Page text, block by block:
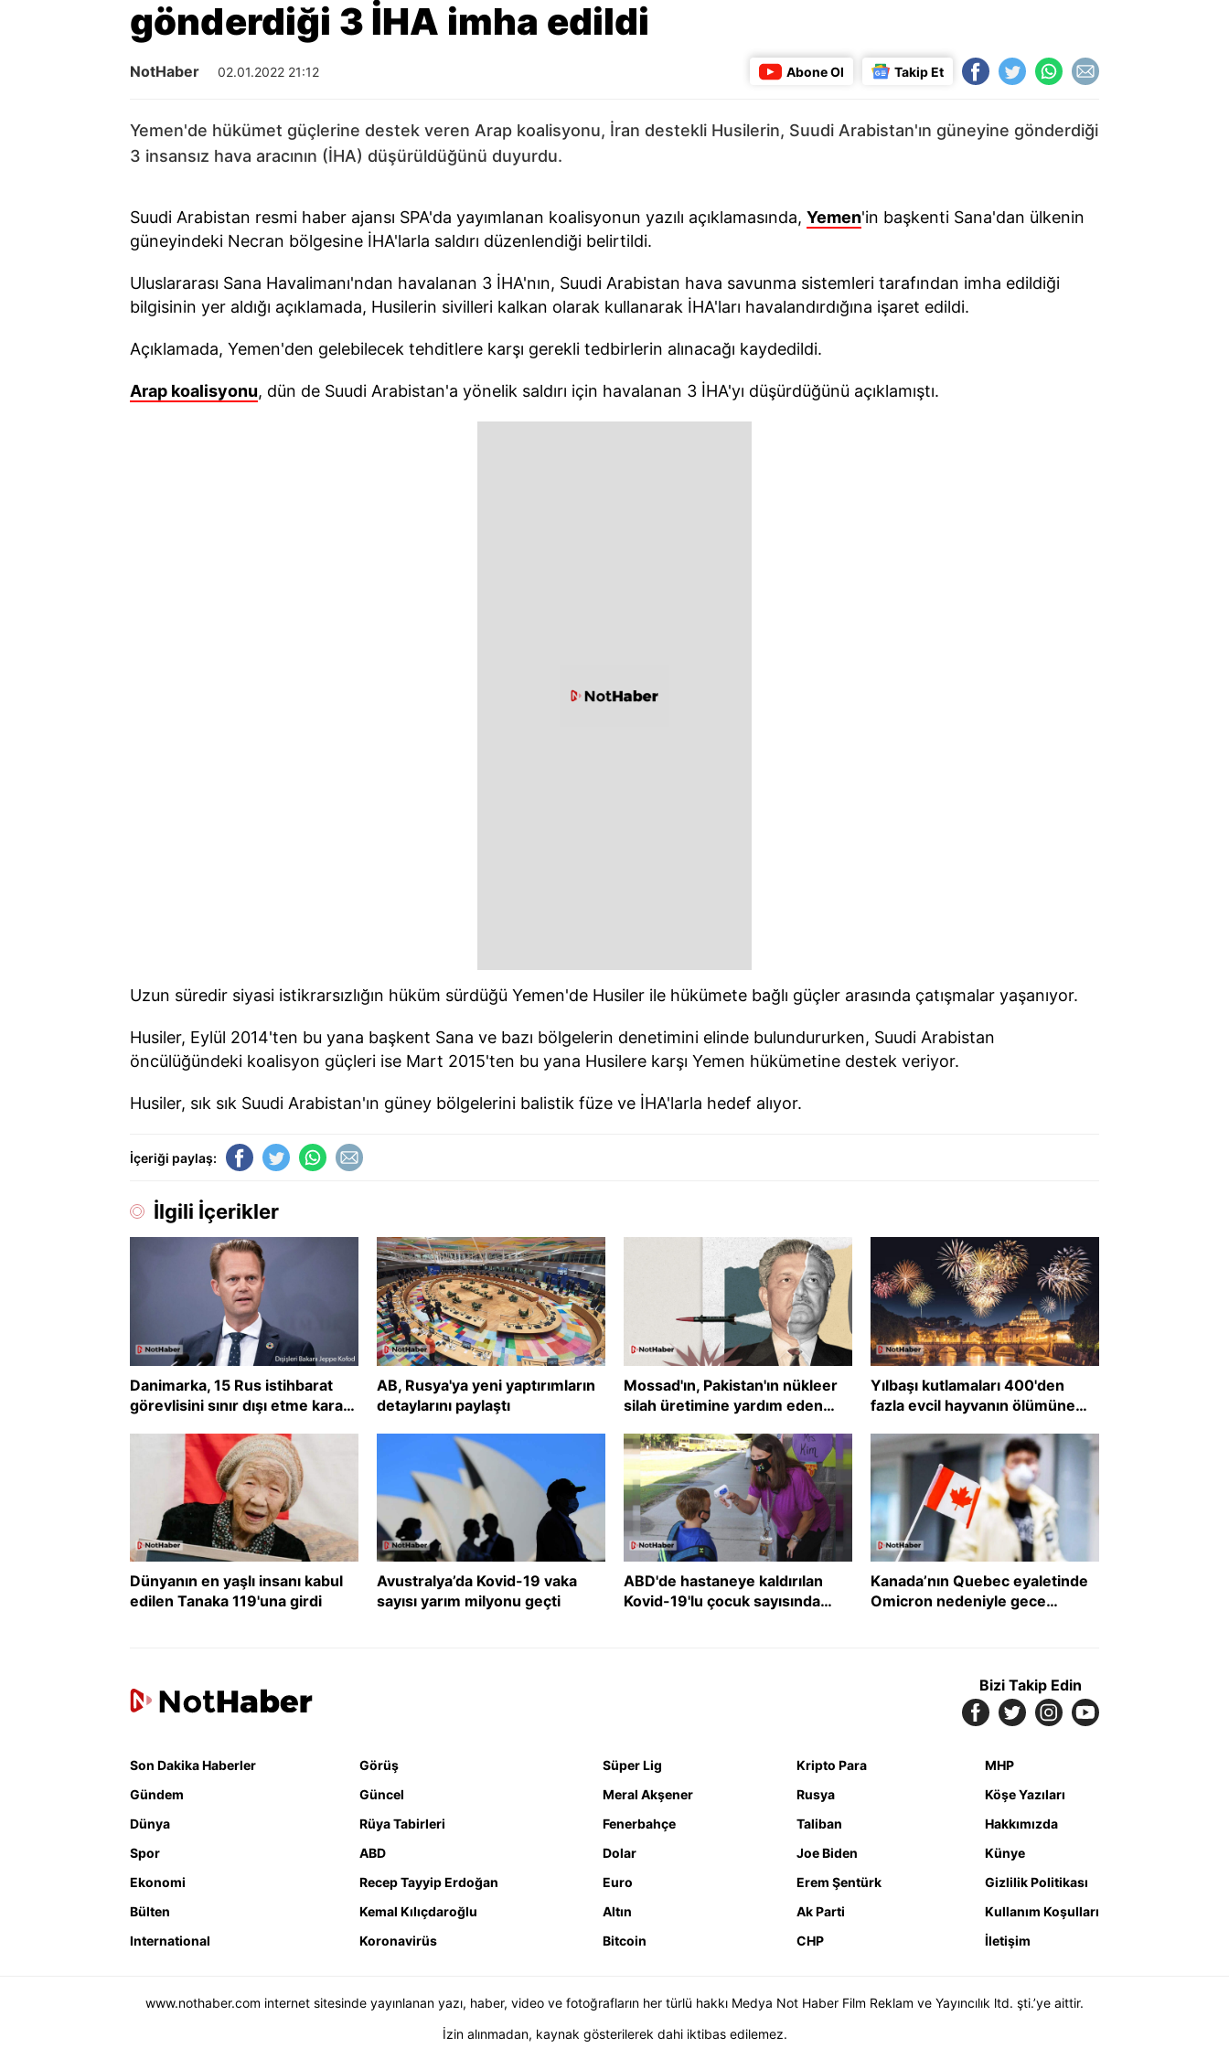
gönderdiği 3 İHA imha edildi
NotHaber 02.01.2022 21:12 Abone Ol Takip Et
Yemen'de hükümet güçlerine destek veren Arap koalisyonu, İran destekli Husilerin, Suudi Arabistan'ın güneyine gönderdiği
3 insansız hava aracının (İHA) düşürüldüğünü duyurdu.
Suudi Arabistan resmi haber ajansı SPA'da yayımlanan koalisyonun yazılı açıklamasında, Yemen'in başkenti Sana'dan ülkenin
güneyindeki Necran bölgesine İHA'larla saldırı düzenlendiği belirtildi.
Uluslararası Sana Havalimanı'ndan havalanan 3 İHA'nın, Suudi Arabistan hava savunma sistemleri tarafından imha edildiği
bilgisinin yer aldığı açıklamada, Husilerin sivilleri kalkan olarak kullanarak İHA'ları havalandırdığına işaret edildi.
Açıklamada, Yemen'den gelebilecek tehditlere karşı gerekli tedbirlerin alınacağı kaydedildi.
Arap koalisyonu, dün de Suudi Arabistan'a yönelik saldırı için havalanan 3 İHA'yı düşürdüğünü açıklamıştı.
Uzun süredir siyasi istikrarsızlığın hüküm sürdüğü Yemen'de Husiler ile hükümete bağlı güçler arasında çatışmalar yaşanıyor.
Husiler, Eylül 2014'ten bu yana başkent Sana ve bazı bölgelerin denetimini elinde bulundururken, Suudi Arabistan
öncülüğündeki koalisyon güçleri ise Mart 2015'ten bu yana Husilere karşı Yemen hükümetine destek veriyor.
Husiler, sık sık Suudi Arabistan'ın güney bölgelerini balistik füze ve İHA'larla hedef alıyor.
İçeriği paylaş:
İlgili İçerikler
Danimarka, 15 Rus istihbarat
görevlisini sınır dışı etme kararı
AB, Rusya'ya yeni yaptırımların
detaylarını paylaştı
Mossad'ın, Pakistan'ın nükleer
silah üretimine yardım eden
edildi
Yılbaşı kutlamaları 400'den
fazla evcil hayvanın ölümüne
Dünyanın en yaşlı insanı kabul
edilen Tanaka 119'una girdi
Avustralya’da Kovid-19 vaka
sayısı yarım milyonu geçti
ABD'de hastaneye kaldırılan
Kovid-19'lu çocuk sayısında
Kanada’nın Quebec eyaletinde
Omicron nedeniyle gece
Bizi Takip Edin
Son Dakika Haberler
Gündem
Dünya
Spor
Ekonomi
Bülten
International
Görüş
Güncel
Rüya Tabirleri
ABD
Recep Tayyip Erdoğan
Kemal Kılıçdaroğlu
Koronavirüs
Süper Lig
Meral Akşener
Fenerbahçe
Dolar
Euro
Altın
Bitcoin
Kripto Para
Rusya
Taliban
Joe Biden
Erem Şentürk
Ak Parti
CHP
MHP
Köşe Yazıları
Hakkımızda
Künye
Gizlilik Politikası
Kullanım Koşulları
İletişim
www.nothaber.com internet sitesinde yayınlanan yazı, haber, video ve fotoğrafların her türlü hakkı Medya Not Haber Film Reklam ve Yayıncılık ltd. şti.’ye aittir.
İzin alınmadan, kaynak gösterilerek dahi iktibas edilemez.